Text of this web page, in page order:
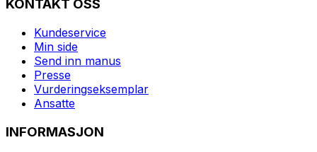
KONTAKT OSS
Kundeservice
Min side
Send inn manus
Presse
Vurderingseksemplar
Ansatte
INFORMASJON